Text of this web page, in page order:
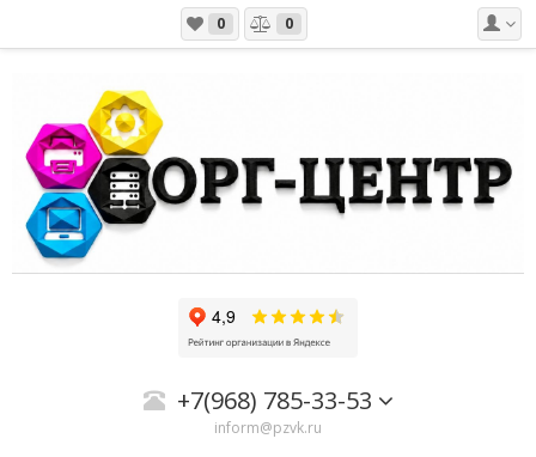
0 0
+7(968) 785-33-53
inform@pzvk.ru